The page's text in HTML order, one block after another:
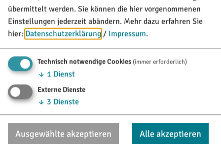
Möchten Sie von Google Maps bereitgestellte externe
Ort / Kontakt
übermittelt werden. Sie können die hier vorgenommenen
Einstellungen jederzeit abändern. Mehr dazu erfahren Sie
hier: Datenschutzerklärung / Impressum.
Technisch notwendige Cookies(immer erforderlich)
↓ 1 Dienst
Externe Dienste
↓ 3 Dienste
Ausgewählte akzeptieren Alle akzeptieren